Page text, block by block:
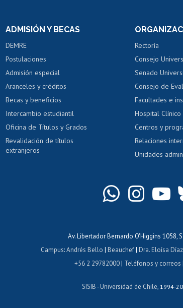
Servicio médico y dental
Pago de arancel y crédito alumnos
Pago de arancel y crédito exalumnos
Certificado de títulos y grados
Mi Uchile Ayuda tecnológica
ADMISIÓN Y BECAS
DEMRE
Postulaciones
Admisión especial
Aranceles y créditos
Becas y beneficios
Intercambio estudiantil
Oficina de Títulos y Grados
Revalidación de títulos
extranjeros
Rectoría
Consejo
Senado
Consejo de
Facultades e
Hospital Clínico
Centros y
Relaciones
Unidades
Av. Libertador Bernardo O'Higgins 1058,
Campus:Andrés Bello | Beauchef| Dra. Eloísa Díaz
+56 2 29782000| Teléfonos y correos
SISIB -Universidad de Chile , 1994-